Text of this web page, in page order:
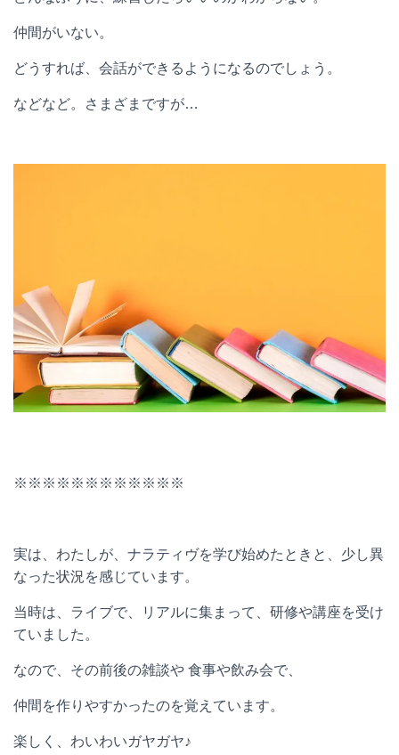
仲間がいない。
どうすれば、会話ができるようになるのでしょう。
などなど。さまざまですが…
※※※※※※※※※※※※
実は、わたしが、ナラティヴを学び始めたときと、少し異
なった状況を感じています。
当時は、ライブで、リアルに集まって、研修や講座を受け
ていました。
なので、その前後の雑談や 食事や飲み会で、
仲間を作りやすかったのを覚えています。
楽しく、わいわいガヤガヤ♪